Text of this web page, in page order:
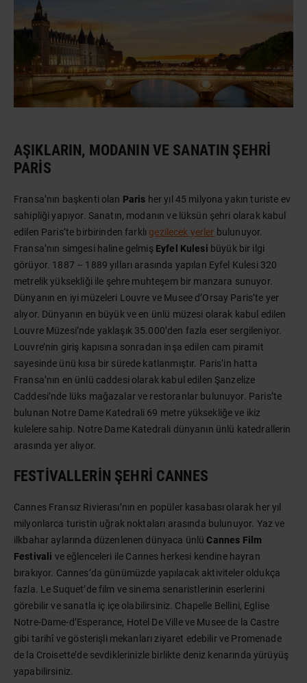
AŞIKLARIN, MODANIN VE SANATIN ŞEHRI
PARIS
Fransa’nın başkenti olan Paris her yıl 45 milyona yakın turiste ev
sahipliği yapıyor. Sanatın, modanın ve lüksün şehri olarak kabul
edilen Paris’te birbirinden farklı gezilecek yerler bulunuyor.
Fransa’nın simgesi haline gelmiş Eyfel Kulesi büyük bir ilgi
görüyor. 1887 – 1889 yılları arasında yapılan Eyfel Kulesi 320
metrelik yüksekliği ile şehre muhteşem bir manzara sunuyor.
Dünyanın en iyi müzeleri Louvre ve Musee d’Orsay Paris’te yer
alıyor. Dünyanın en büyük ve en ünlü müzesi olarak kabul edilen
Louvre Müzesi’nde yaklaşık 35.000’den fazla eser sergileniyor.
Louvre’nin giriş kapısına sonradan inşa edilen cam piramit
sayesinde ünü kısa bir sürede katlanmıştır. Paris’in hatta
Fransa’nın en ünlü caddesi olarak kabul edilen Şanzelize
Caddesi’nde lüks mağazalar ve restoranlar bulunuyor. Paris’te
bulunan Notre Dame Katedrali 69 metre yüksekliğe ve ikiz
kulelere sahip. Notre Dame Katedrali dünyanın ünlü katedrallerin
arasında yer alıyor.
FESTIVALLERIN ŞEHRI CANNES
Cannes Fransız Rivierası’nın en popüler kasabası olarak her yıl
milyonlarca turistin uğrak noktaları arasında bulunuyor. Yaz ve
ilkbahar aylarında düzenlenen dünyaca ünlüCannes Film
Festivali ve eğlenceleri ile Cannes herkesi kendine hayran
bırakıyor. Cannes’da günümüzde yapılacak aktiviteler oldukça
fazla. Le Suquet’de film ve sinema senaristlerinin eserlerini
görebilir ve sanatla iç içe olabilirsiniz. Chapelle Bellini, Eglise
Notre-Dame-d’Esperance, Hotel De Ville ve Musee de la Castre
gibi tarihî ve gösterişli mekanları ziyaret edebilir ve Promenade
de la Croisette’de sevdiklerinizle birlikte deniz kenarında yürüyüş
yapabilirsiniz.